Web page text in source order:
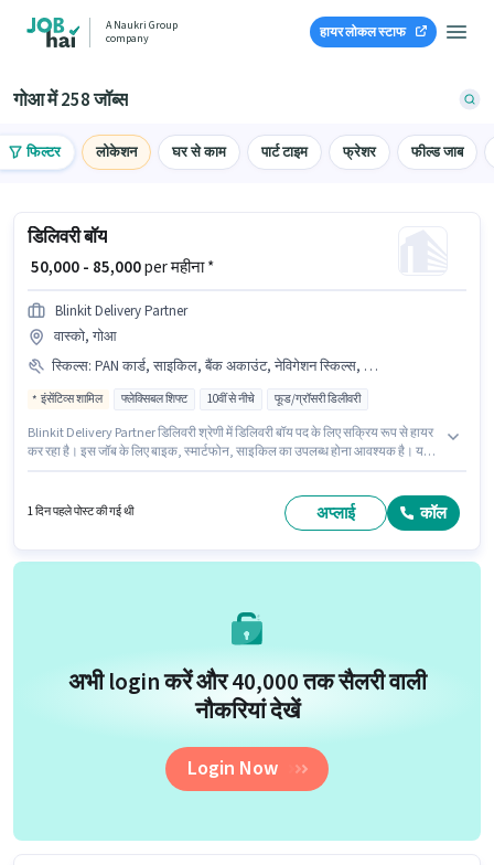
A Naukri Group
company
हायर लोकल स्टाफ
गोआ में 258 जॉब्स
फिल्टर लोकेशन घर से काम पार्ट टाइम फ्रेशर फील्ड जाब
डिलिवरी बॉय
₹ 50,000 - 85,000per महीना *
Blinkit Delivery Partner
वास्को, गोआ
स्किल्स: PAN कार्ड, साइकिल, बैंक अकाउंट, नेविगेशन स्किल्स, आधार कार्ड, स्मार्टफोन, बाइक
इंसेंटिव्स शामिल फ्लेक्सिबल शिफ्ट 10वीं से नीचे फूड/ग्रॉसरी डिलीवरी
Blinkit Delivery Partner डिलिवरी श्रेणी में डिलिवरी बॉय पद के लिए सक्रिय रूप से हायर
कर रहा है। इस जॉब के लिए बाइक, स्मार्टफोन, साइकिल का उपलब्ध होना आवश्यक है। यह
बेनिफिट्स पद और कंपनी की नीतियों के अनुसार दिए जा सकते हैं।
1 दिन पहले पोस्ट की गई थी अप्लाई कॉल
अभी login करें और ₹40,000 तक सैलरी वाली
नौकरियां देखें
Login Now